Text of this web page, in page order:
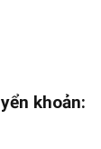
khoản: